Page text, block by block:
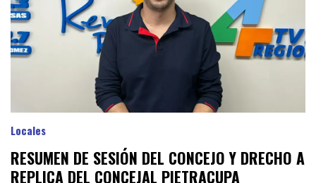
RESUMEN DE SESIÓN DEL CONCEJO Y DRECHO A
REPLICA DEL CONCEJAL PIETRACUPA
Locales